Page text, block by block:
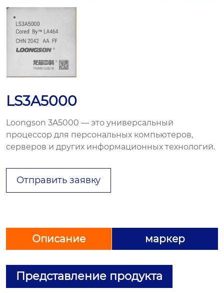
LS3A5000
Loongson 3A5000 — это универсальный
процессор для персональных компьютеров,
серверов и других информационных технологий.
Отправить заявку
Описание маркер
Представление продукта